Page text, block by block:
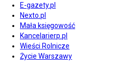
E-gazety.pl
Nexto.pl
Mała księgowość
Kancelarierp.pl
Wieści Rolnicze
Życie Warszawy